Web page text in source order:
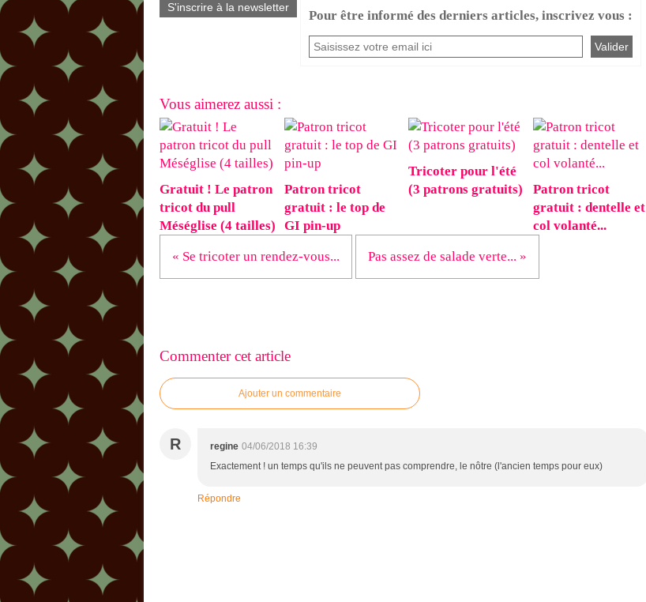
S'inscrire à la newsletter
Pour être informé des derniers articles, inscrivez vous :
Vous aimerez aussi :
Gratuit ! Le patron
tricot du pull
Méséglise (4 tailles)
Patron tricot
gratuit : le top de
GI pin-up
Tricoter pour l'été
(3 patrons gratuits)
Patron tricot
gratuit : dentelle et
col volanté...
« Se tricoter un rendez-vous... Pas assez de salade verte... »
Commenter cet article
Ajouter un commentaire
R regine 04/06/2018 16:39
Exactement ! un temps qu'ils ne peuvent pas comprendre, le nôtre (l'ancien temps pour eux)
Répondre